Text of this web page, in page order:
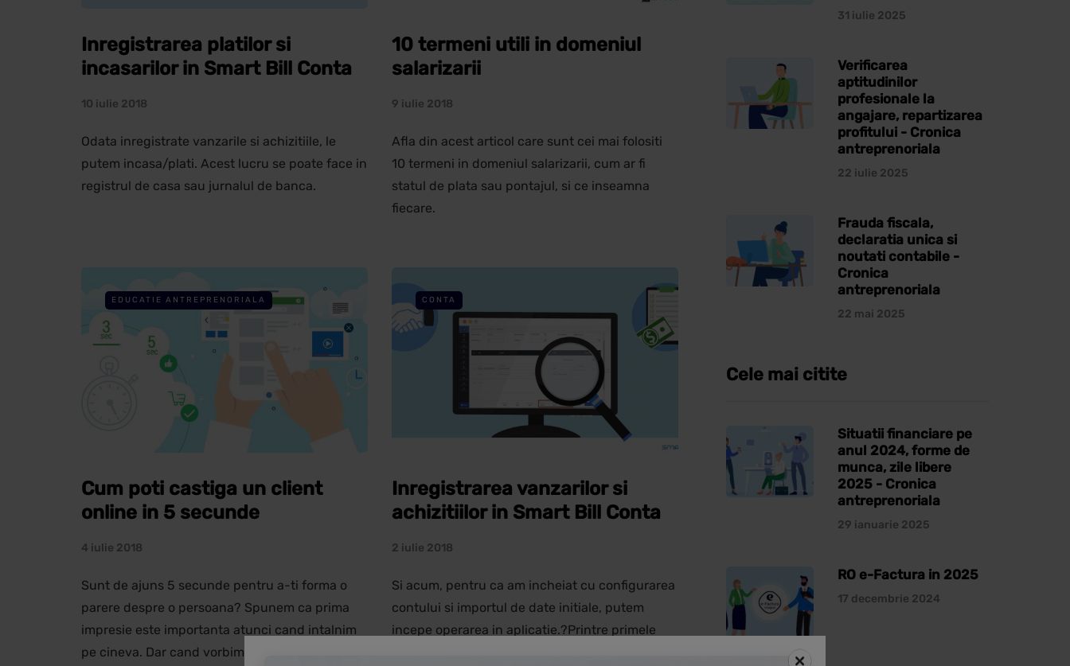
Inregistrarea platilor si
incasarilor in Smart Bill Conta
10 iulie 2018
Odata inregistrate vanzarile si achizitiile, le
putem incasa/plati. Acest lucru se poate face in
registrul de casa sau jurnalul de banca.
10 termeni utili in domeniul
salarizarii
9 iulie 2018
Afla din acest articol care sunt cei mai folositi
10 termeni in domeniul salarizarii, cum ar fi
statul de plata sau pontajul, si ce inseamna
fiecare.
EDUCATIE ANTREPRENORIALA
Cum poti castiga un client
online in 5 secunde
4 iulie 2018
Sunt de ajuns 5 secunde pentru a-ti forma o
parere despre o persoana? Spunem ca prima
impresie este importanta atunci cand intalnim
pe cineva. Dar cand vorbim despre un
CONTA
Inregistrarea vanzarilor si
achizitiilor in Smart Bill Conta
2 iulie 2018
Si acum, pentru ca am incheiat cu configurarea
contului si importul de date initiale, putem
incepe operarea in aplicatie.?Printre primele
31 iulie 2025
Verificarea
aptitudinilor
profesionale la
angajare, repartizarea
profitului - Cronica
antreprenoriala
22 iulie 2025
Frauda fiscala,
declaratia unica si
noutati contabile -
Cronica
antreprenoriala
22 mai 2025
Cele mai citite
Situatii financiare pe
anul 2024, forme de
munca, zile libere
2025 - Cronica
antreprenoriala
29 ianuarie 2025
RO e-Factura in 2025
17 decembrie 2024